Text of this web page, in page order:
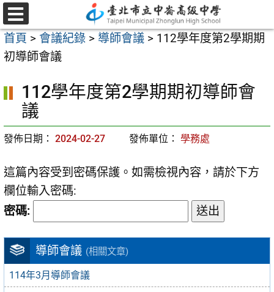
跳
至
主
要
容
選
單
首頁 > 會議紀錄 > 導師會議 > 112學年度第2學期期
初導師會議
導師會議 (相關文章)
114年3月導師會議
112學年度第2學期期初導師會
議
發佈日期： 2024-02-27 發佈單位： 學務處
這篇內容受到密碼保護。如需檢視內容，請於下方
欄位輸入密碼:
密碼: